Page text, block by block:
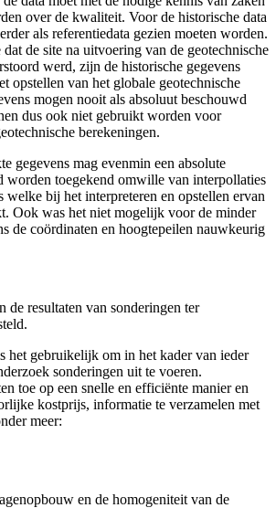
over de kwaliteit. Voor de historische data
als referentiedata gezien moeten worden.
de site na uitvoering van de geotechnische
werd, zijn de historische gegevens
opstellen van het globale geotechnische
mogen nooit als absoluut beschouwd
dus ook niet gebruikt worden voor
berekeningen.
gegevens mag evenmin een absolute
worden toegekend omwille van interpollaties
welke bij het interpreteren en opstellen ervan
Ook was het niet mogelijk voor de minder
de coördinaten en hoogtepeilen nauwkeurig
resultaten van sonderingen ter
het gebruikelijk om in het kader van ieder
sonderingen uit te voeren.
toe op een snelle en efficiënte manier en
kostprijs, informatie te verzamelen met
meer:
en de homogeniteit van de